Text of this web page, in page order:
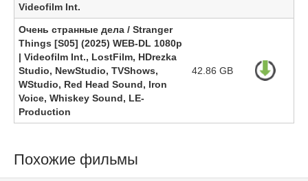
Videofilm Int.
Очень странные дела / Stranger
Things [S05] (2025) WEB-DL 1080p
| Videofilm Int., LostFilm, HDrezka
Studio, NewStudio, TVShows,
WStudio, Red Head Sound, Iron
Voice, Whiskey Sound, LE-
Production
42.86 GB
Похожие фильмы